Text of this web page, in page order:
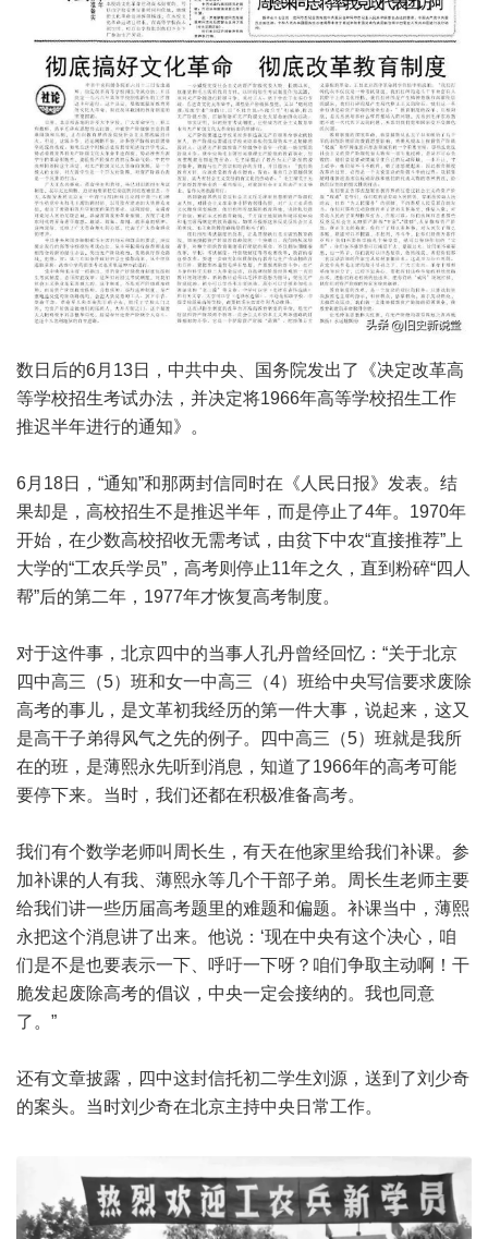
数日后的6月13日，中共中央、国务院发出了《决定改革高
等学校招生考试办法，并决定将1966年高等学校招生工作
推迟半年进行的通知》。
6月18日，“通知”和那两封信同时在《人民日报》发表。结
果却是，高校招生不是推迟半年，而是停止了4年。1970年
开始，在少数高校招收无需考试，由贫下中农“直接推荐”上
大学的“工农兵学员”，高考则停止11年之久，直到粉碎“四人
帮”后的第二年，1977年才恢复高考制度。
对于这件事，北京四中的当事人孔丹曾经回忆：“关于北京
四中高三（5）班和女一中高三（4）班给中央写信要求废除
高考的事儿，是文革初我经历的第一件大事，说起来，这又
是高干子弟得风气之先的例子。四中高三（5）班就是我所
在的班，是薄熙永先听到消息，知道了1966年的高考可能
要停下来。当时，我们还都在积极准备高考。
我们有个数学老师叫周长生，有天在他家里给我们补课。参
加补课的人有我、薄熙永等几个干部子弟。周长生老师主要
给我们讲一些历届高考题里的难题和偏题。补课当中，薄熙
永把这个消息讲了出来。他说：‘现在中央有这个决心，咱
们是不是也要表示一下、呼吁一下呀？咱们争取主动啊！干
脆发起废除高考的倡议，中央一定会接纳的。我也同意
了。”
还有文章披露，四中这封信托初二学生刘源，送到了刘少奇
的案头。当时刘少奇在北京主持中央日常工作。